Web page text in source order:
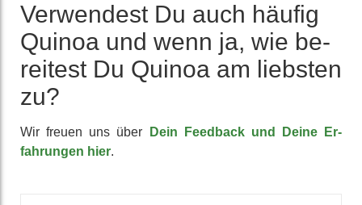
Ver­wendest Du auch häufig
Quinoa und wenn ja, wie be­
reitest Du Quinoa am liebsten
zu?
Wir freuen uns über
Dein Feedback und Deine Er­
fahrungen hier.